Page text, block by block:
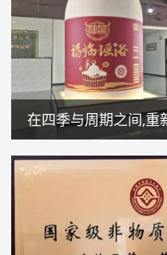
在四季与周期之间,重